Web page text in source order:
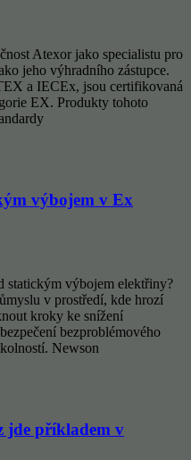
Atexor jako specialistu pro
jeho výhradního zástupce.
a IECEx, jsou certifikovaná
EX. Produkty tohoto
výbojem v Ex
statickým výbojem elektřiny?
v prostředí, kde hrozí
kroky ke snížení
bezproblémového
Newson
jde příkladem v